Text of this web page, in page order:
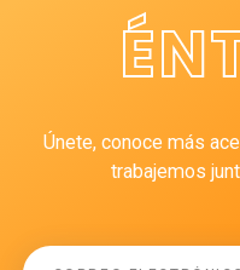
Únete, conoce más
trabajemos